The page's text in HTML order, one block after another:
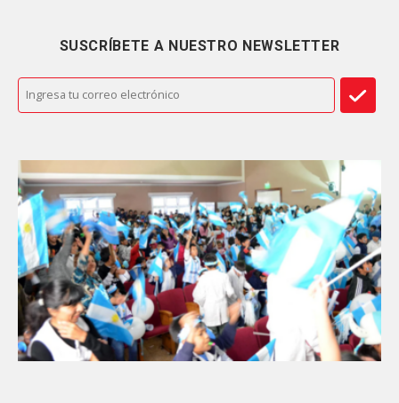
SUSCRÍBETE A NUESTRO NEWSLETTER